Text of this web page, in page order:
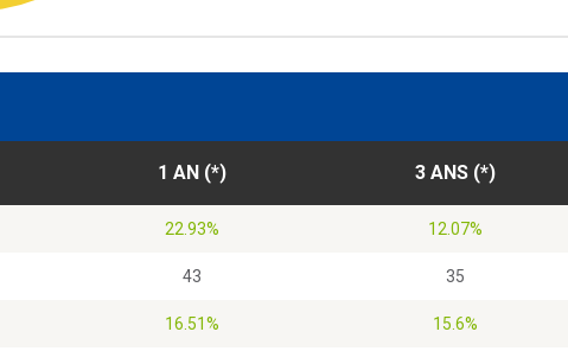
1 AN (*) 3 ANS (*)
22.93% 12.07%
43 35
16.51% 15.6%